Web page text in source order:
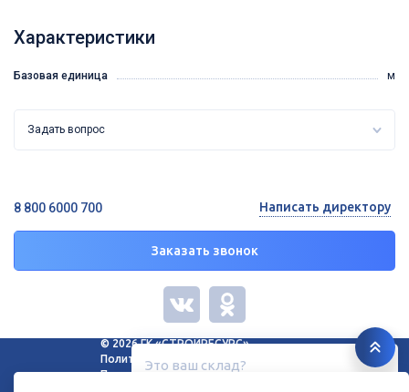
Это ваш склад?
Характеристики
Базовая единица м
Задать вопрос
8 800 6000 700
Заказать звонок
Написать директору
© 2026 ГК «СТРОЙРЕСУРС»
Политика конфиденциальности
Политика в отношении файлов cookie